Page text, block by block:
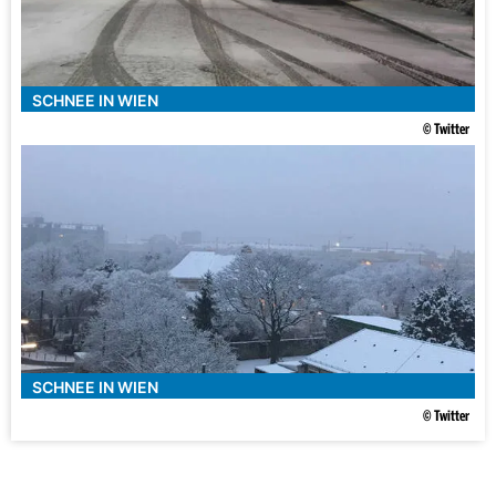
SCHNEE IN WIEN
© Twitter
SCHNEE IN WIEN
© Twitter